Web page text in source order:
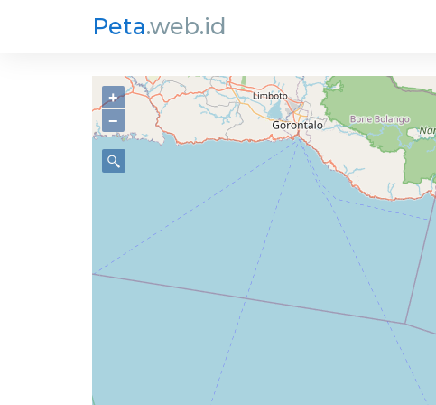
Peta.web.id
+
−